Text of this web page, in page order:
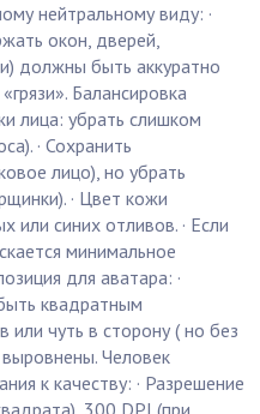
нейтральному виду: ·
окон, дверей,
должны быть аккуратно
Балансировка
лица: убрать слишком
· Сохранить
лицо), но убрать
· Цвет кожи
или синих отливов. · Если
минимальное
для аватара: ·
квадратным
или чуть в сторону ( но без
выровнены. Человек
к качеству: · Разрешение
300 DPI (при